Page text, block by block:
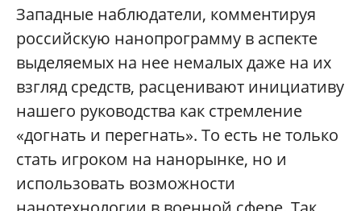
Западные наблюдатели, комментируя
российскую нанопрограмму в аспекте
выделяемых на нее немалых даже на их
взгляд средств, расценивают инициативу
нашего руководства как стремление
«догнать и перегнать». То есть не только
стать игроком на нанорынке, но и
использовать возможности